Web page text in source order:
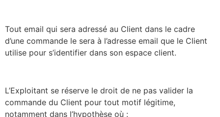
Tout email qui sera adressé au Client dans le cadre
d’une commande le sera à l’adresse email que le Client
utilise pour s’identifier dans son espace client.
L’Exploitant se réserve le droit de ne pas valider la
commande du Client pour tout motif légitime,
notamment dans l’hypothèse où :